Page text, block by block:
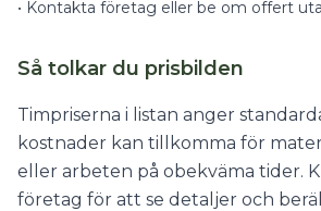
• Kontakta företag eller be om offert
Så tolkar du prisbilden
Timpriserna i listan anger
kostnader kan tillkomma för
eller arbeten på obekväma tider.
företag för att se detaljer och